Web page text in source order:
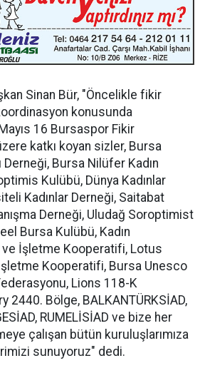
Sinan Bür, "Öncelikle fikir
konusunda
16 Bursaspor Fikir
katkı koyan sizler, Bursa
Derneği, Bursa Nilüfer Kadın
Kulübü, Dünya Kadınlar
Kadınlar Derneği, Saitabat
Derneği, Uludağ Soroptimist
Bursa Kulübü, Kadın
İşletme Kooperatifi, Lotus
Kooperatifi, Bursa Unesco
Lions 118-K
2440. Bölge, BALKANTÜRKSİAD,
RUMELİSİAD ve bize her
çalışan bütün kuruluşlarımıza
sunuyoruz" dedi.